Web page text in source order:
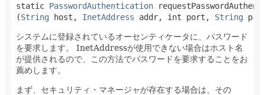
static PasswordAuthentication
(String host, InetAddress addr, int port, String
システムに登録されているオーセンティケータに、パスワード
を要求します。
InetAddressが使用できない場合はホスト名
が提供されるので、この方法でパスワードを要求することをお
薦めします。
まず、セキュリティ・マネージャが存在する場合は、その